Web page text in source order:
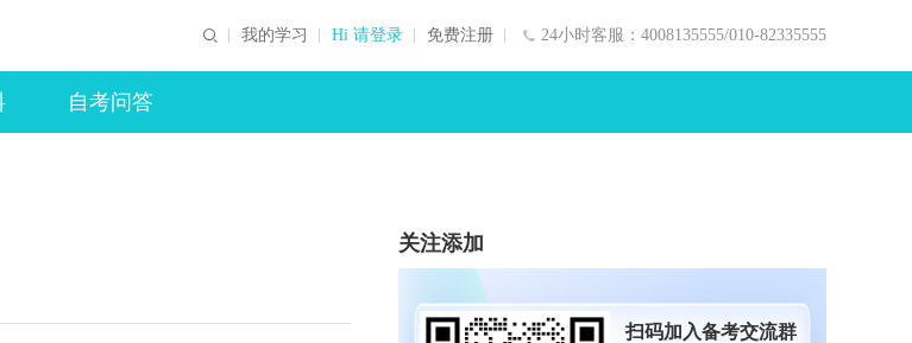
24小时客服：4008135555/010-82335555
我的学习 Hi 请登录 免费注册
自考问答
关注添加
扫码加入备考交流群